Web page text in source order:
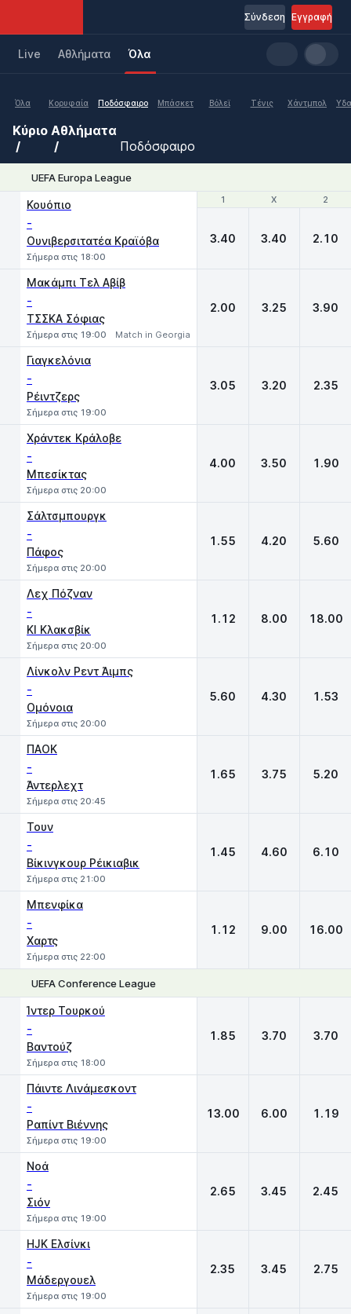
Εγγραφή
Σύνδεση
Live Aθλήματα Όλα
Όλα Κορυφαία Ποδόσφαιρο Μπάσκετ Βόλεϊ Τένις Χάντμπολ
Κύριο Αθλήματα
Ποδόσφαιρο
UEFA Europa League
1 X 2
Κουόπιο
-
Ουνιβερσιτατέα Κραϊόβα
Σήμερα στις 18:00
1 X 2
3.40 3.40 2.10
Μακάμπι Τελ Αβίβ
-
ΤΣΣΚΑ Σόφιας
Σήμερα στις 19:00 Match in Georgia
2.00 3.25 3.90
Γιαγκελόνια
-
Ρέιντζερς
Σήμερα στις 19:00
3.05 3.20 2.35
Χράντεκ Κράλοβε
-
Μπεσίκτας
Σήμερα στις 20:00
4.00 3.50 1.90
Σάλτσμπουργκ
-
Πάφος
Σήμερα στις 20:00
1.55 4.20 5.60
Λεχ Πόζναν
-
ΚΙ Κλακσβίκ
Σήμερα στις 20:00
1.12 8.00 18.00
Λίνκολν Ρεντ Άιμπς
-
Ομόνοια
Σήμερα στις 20:00
5.60 4.30 1.53
ΠΑΟΚ
-
Άντερλεχτ
Σήμερα στις 20:45
1.65 3.75 5.20
Τουν
-
Βίκινγκουρ Ρέικιαβικ
Σήμερα στις 21:00
1.45 4.60 6.10
Μπενφίκα
-
Χαρτς
Σήμερα στις 22:00
1.12 9.00 16.00
UEFA Conference League
Ίντερ Τουρκού
-
Βαντούζ
Σήμερα στις 18:00
1.85 3.70 3.70
Πάιντε Λινάμεσκοντ
-
Ραπίντ Βιέννης
Σήμερα στις 19:00
13.00 6.00 1.19
Νοά
-
Σιόν
Σήμερα στις 19:00
2.65 3.45 2.45
HJK Ελσίνκι
-
Μάδεργουελ
Σήμερα στις 19:00
2.35 3.45 2.75